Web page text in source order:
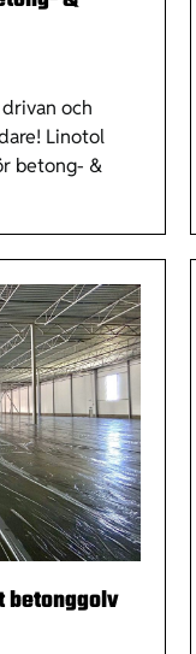
och
Linotol
betong- &